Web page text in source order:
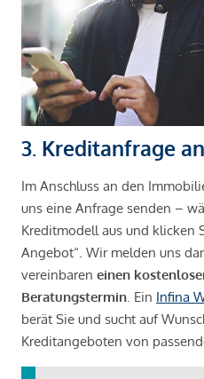
3. Kreditanfrage
Im Anschluss an den
uns eine Anfrage senden –
Kreditmodell aus und klicken
Angebot“. Wir melden uns
vereinbaren einen
Beratungstermin . Ein Infina
berät Sie und sucht auf
Kreditangeboten von